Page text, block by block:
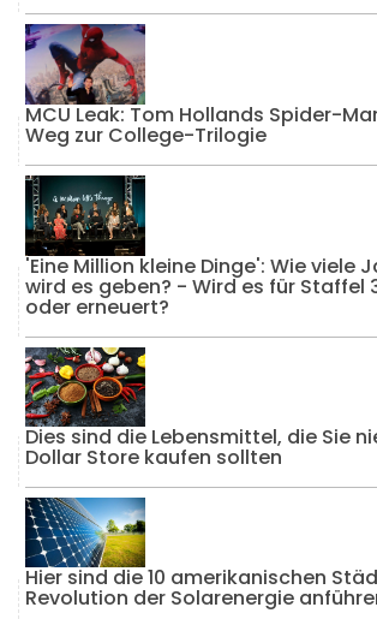
MCU Leak: Tom Hollands Spider-
Weg zur College-Trilogie
'Eine Million kleine Dinge': Wie viele
wird es geben? - Wird es für Staffel
oder erneuert?
Dies sind die Lebensmittel, die Sie
Dollar Store kaufen sollten
Hier sind die 10 amerikanischen
Revolution der Solarenergie